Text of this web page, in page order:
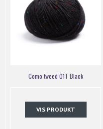
Como tweed 01T Black
VIS PRODUKT